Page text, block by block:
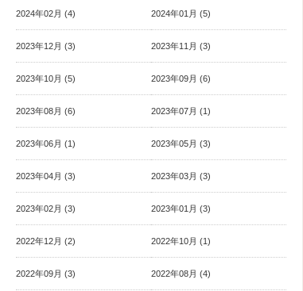
2024年02月 (4) 2024年01月 (5)
2023年12月 (3) 2023年11月 (3)
2023年10月 (5) 2023年09月 (6)
2023年08月 (6) 2023年07月 (1)
2023年06月 (1) 2023年05月 (3)
2023年04月 (3) 2023年03月 (3)
2023年02月 (3) 2023年01月 (3)
2022年12月 (2) 2022年10月 (1)
2022年09月 (3) 2022年08月 (4)